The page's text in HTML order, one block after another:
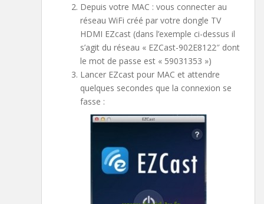
Depuis votre MAC : vous connecter au
réseau WiFi créé par votre dongle TV
HDMI EZcast (dans l’exemple ci-dessus il
s’agit du réseau « EZCast-902E8122″ dont
le mot de passe est « 59031353 »)
Lancer EZcast pour MAC et attendre
quelques secondes que la connexion se
fasse :